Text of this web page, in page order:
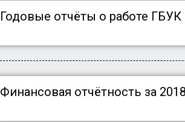
Годовые отчёты о работе
Финансовая отчётность за